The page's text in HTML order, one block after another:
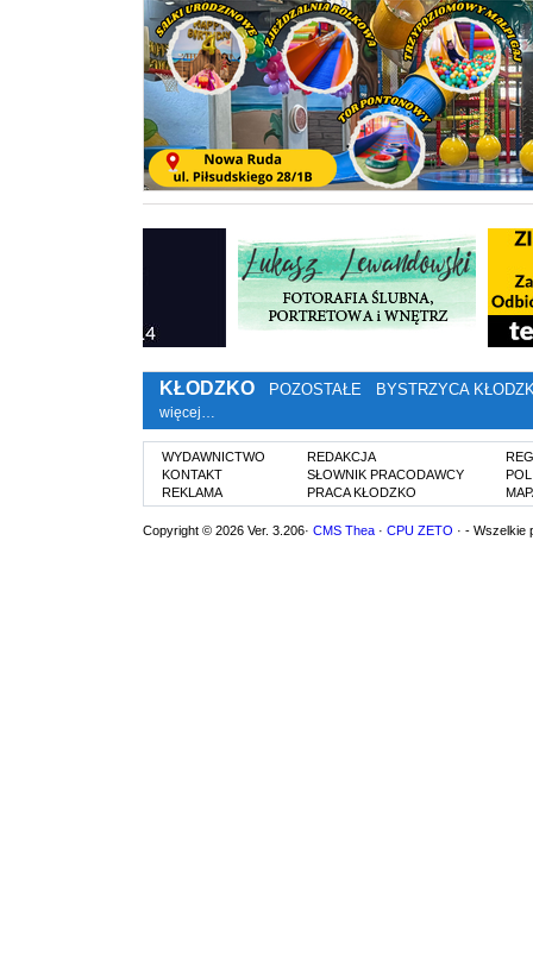
KŁODZKO POZOSTAŁE BYSTRZYCA
więcej…
WYDAWNICTWO
KONTAKT
REKLAMA
REDAKCJA
SŁOWNIK PRACODAWCY
PRACA KŁODZKO
Copyright © 2026 Ver. 3.206· CMS Thea · CPU ZETO · - Wszelkie